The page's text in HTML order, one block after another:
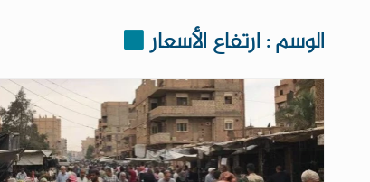
الوسم : ارتفاع الأسعار